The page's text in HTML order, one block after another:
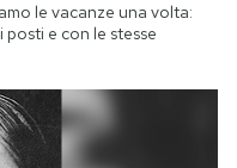
le vacanze una volta:
e con le stesse